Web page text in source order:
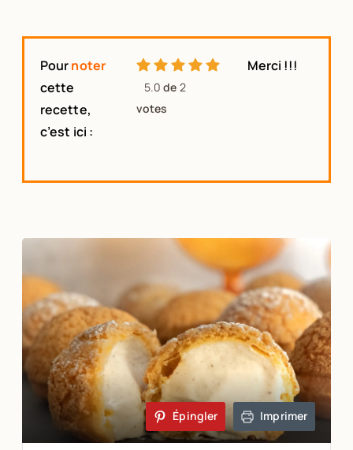
Pournoter
cette
recette,
c’est ici :
5.0 de 2
votes
Merci !!!
Épingler Imprimer